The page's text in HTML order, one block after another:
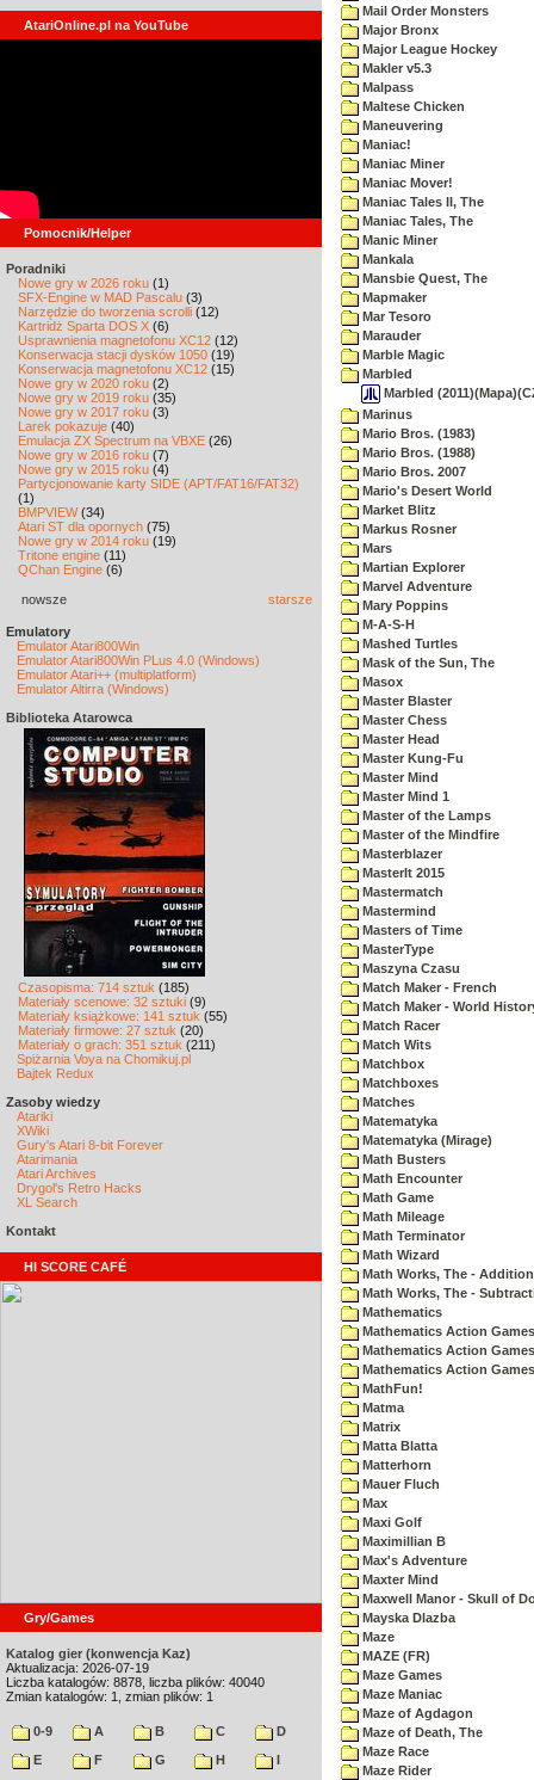
AtariOnline.pl na YouTube
Pomocnik/Helper
Poradniki
Nowe gry w 2026 roku (1)
SFX-Engine w MAD Pascalu (3)
Narzędzie do tworzenia scrolli (12)
Kartridż Sparta DOS X (6)
Usprawnienia magnetofonu XC12 (12)
Konserwacja stacji dysków 1050 (19)
Konserwacja magnetofonu XC12 (15)
Nowe gry w 2020 roku (2)
Nowe gry w 2019 roku (35)
Nowe gry w 2017 roku (3)
Larek pokazuje (40)
Emulacja ZX Spectrum na VBXE (26)
Nowe gry w 2016 roku (7)
Nowe gry w 2015 roku (4)
Partycjonowanie karty SIDE (APT/FAT16/FAT32)
(1)
BMPVIEW(34)
Atari ST dla opornych (75)
Nowe gry w 2014 roku (19)
Tritone engine (11)
QChan Engine (6)
nowsze starsze
Emulatory
Emulator Atari800Win
Emulator Atari800Win PLus 4.0 (Windows)
Emulator Atari++ (multiplatform)
Emulator Altirra (Windows)
Biblioteka Atarowca
Czasopisma: 714 sztuk (185)
Materiały scenowe: 32 sztuki (9)
Materiały książkowe: 141 sztuk (55)
Materiały firmowe: 27 sztuk (20)
Materiały o grach: 351 sztuk (211)
Spiżarnia Voya na Chomikuj.pl
Bajtek Redux
Zasoby wiedzy
Atariki
XWiki
Gury's Atari 8-bit Forever
Atarimania
Atari Archives
Drygol's Retro Hacks
XL Search
Kontakt
HI SCORE CAFÉ
Gry/Games
Katalog gier (konwencja Kaz)
Aktualizacja: 2026-07-19
Liczba katalogów: 8878, liczba plików: 40040
Zmian katalogów: 1, zmian plików: 1
0-9 A B C
D
E
F G H
I
Mail Order Monsters
Major Bronx
Major League Hockey
Makler v5.3
Malpass
Maltese Chicken
Maneuvering
Maniac!
Maniac Miner
Maniac Mover!
Maniac Tales II, The
Maniac Tales, The
Manic Miner
Mankala
Mansbie Quest, The
Mapmaker
Mar Tesoro
Marauder
Marble Magic
Marbled
Marbled
Marinus
Mario Bros. (1983)
Mario Bros. (1988)
Mario Bros. 2007
Mario's Desert World
Market Blitz
Markus Rosner
Mars
Martian Explorer
Marvel Adventure
Mary Poppins
M-A-S-H
Mashed Turtles
Mask of the Sun, The
Masox
Master Blaster
Master Chess
Master Head
Master Kung-Fu
Master Mind
Master Mind 1
Master of the Lamps
Master of the Mindfire
Masterblazer
MasterIt 2015
Mastermatch
Mastermind
Masters of Time
MasterType
Maszyna Czasu
Match Maker - French
Match Maker - World
Match Racer
Match Wits
Matchbox
Matchboxes
Matches
Matematyka
Matematyka (Mirage)
Math Busters
Math Encounter
Math Game
Math Mileage
Math Terminator
Math Wizard
Math Works, The - Addition
Math Works, The -
Mathematics
Mathematics Action
Mathematics Action
Mathematics Action
MathFun!
Matma
Matrix
Matta Blatta
Matterhorn
Mauer Fluch
Max
Maxi Golf
Maximillian B
Max's Adventure
Maxter Mind
Maxwell Manor - Skull of
Mayska Dlazba
Maze
MAZE (FR)
Maze Games
Maze Maniac
Maze of Agdagon
Maze of Death, The
Maze Race
Maze Rider